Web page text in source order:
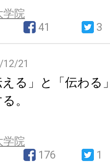
学院
41
3
12/21
える」と「伝わ
。
学院
176
1